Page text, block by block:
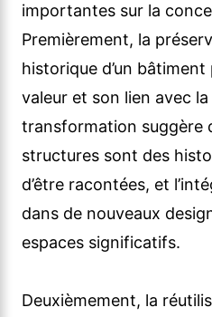
importantes sur la
Premièrement, la
historique d’un
valeur et son lien avec
transformation suggère
structures sont des
d’être racontées, et
dans de nouveaux
espaces significatifs.
Deuxièmement, la